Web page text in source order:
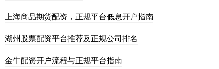
上海商品期货配资，正规平台低息开户指南
湖州股票配资平台推荐及正规公司排名
金牛配资开户流程与正规平台指南